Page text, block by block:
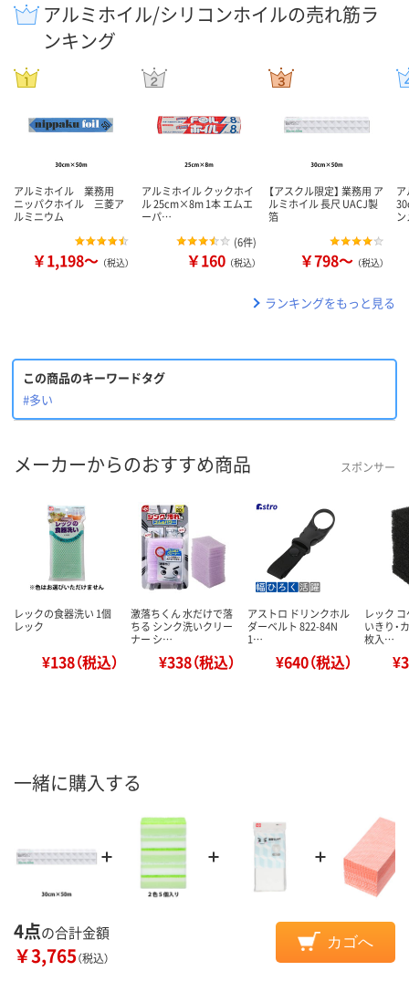
アルミホイル/シリコンホイルの売れ筋ラ
ンキング
アルミホイル 業務用
ニッパクホイル 三菱ア
ルミニウム
￥1,198～ （税込）
アルミホイル クックホイ
ル 25cm×8m 1本 エムエ
ーパ…
(6件)
￥160 （税込）
【アスクル限定】 業務用 ア
ルミホイル 長尺 UACJ製
箔
￥798～ （税込）
ランキングをもっと見る
この商品のキーワードタグ
#多い
メーカーからのおすすめ商品 スポンサー
レックの食器洗い 1個
レック
¥138（税込）
激落ちくん 水だけで落
ちる シンク洗いクリー
ナー シ…
¥338（税込）
アストロ ドリンクホル
ダーベルト 822-84N
1…
¥640（税込）
レック
いきり・
枚入…
一緒に購入する
4点の合計金額
￥3,765（税込）
カゴへ